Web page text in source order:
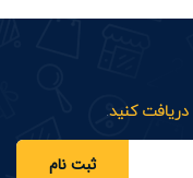
دریافت کنید.
ثبت نام